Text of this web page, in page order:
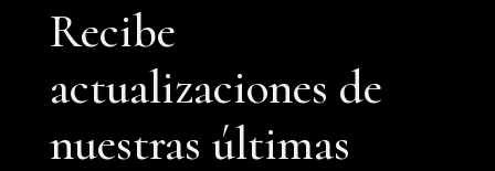
Recibe
actualizaciones de
nuestras últimas